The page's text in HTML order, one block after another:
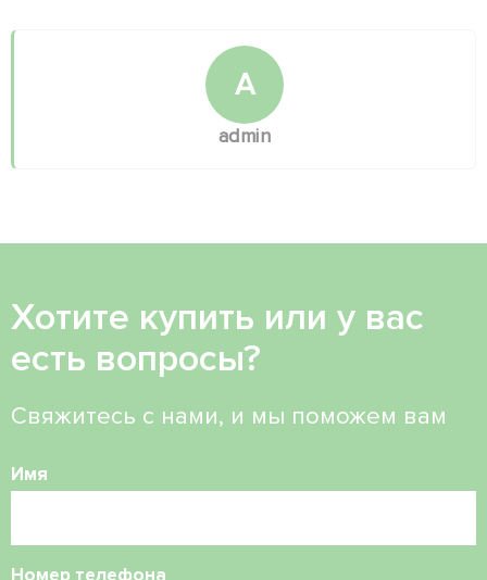
A
admin
Хотите купить или у вас
есть вопросы?
Свяжитесь с нами, и мы поможем вам
Имя
Номер телефона